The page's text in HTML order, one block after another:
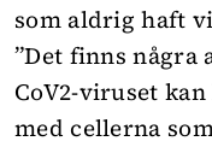
som aldrig haft
”Det finns några
CoV2-viruset
med cellerna